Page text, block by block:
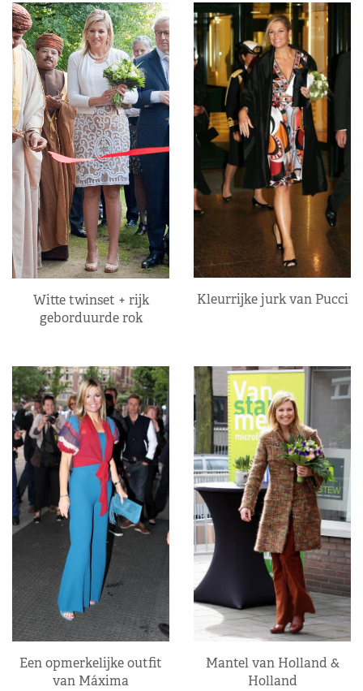
Witte twinset + rijk
geborduurde rok
Kleurrijke jurk van Pucci
Een opmerkelijke outfit
van Máxima
Mantel van Holland &
Holland